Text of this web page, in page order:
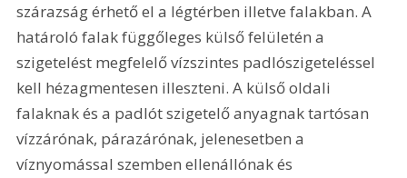
szárazság érhető el a légtérben illetve falakban. A
határoló falak függőleges külső felületén a
szigetelést megfelelő vízszintes padlószigeteléssel
kell hézagmentesen illeszteni. A külső oldali
falaknak és a padlót szigetelő anyagnak tartósan
vízzárónak, párazárónak, jelenesetben a
víznyomással szemben ellenállónak és